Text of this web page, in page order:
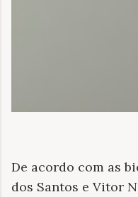
De acordo com as
dos Santos e Vitor